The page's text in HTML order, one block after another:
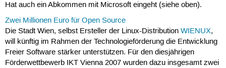
Hat auch ein Abkommen mit Microsoft eingeht (siehe oben).
Zwei Millionen Euro für Open Source
Die Stadt Wien, selbst Ersteller der Linux-Distribution WIENUX,
will künftig im Rahmen der Technologieförderung die Entwicklung
Freier Software stärker unterstützen. Für den diesjährigen
Förderwettbewerb IKT Vienna 2007 wurden dazu insgesamt zwei